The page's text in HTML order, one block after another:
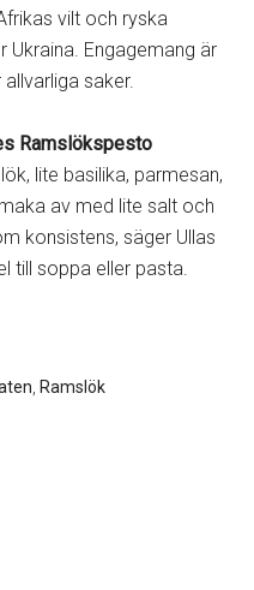
vilt och ryska
Ukraina. Engagemang är
saker.
Ramslökspesto
lite basilika, parmesan,
av med lite salt och
konsistens, säger Ullas
till soppa eller pasta.
Ramslök